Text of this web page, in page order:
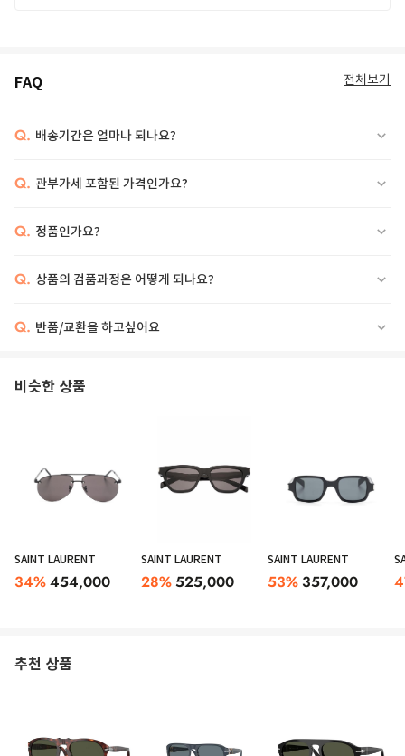
FAQ 전체보기
Q. 배송기간은 얼마나 되나요?
Q. 관부가세 포함된 가격인가요?
Q. 정품인가요?
Q. 상품의 검품과정은 어떻게 되나요?
Q. 반품/교환을 하고싶어요
비슷한 상품
SAINT LAURENT
34%454,000
SAINT LAURENT
28%525,000
SAINT LAURENT
53% 357,000
추천 상품